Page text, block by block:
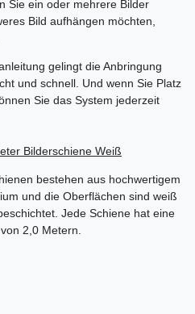
Sie ein oder mehrere Bilder
Bild aufhängen möchten,
gelingt die Anbringung
und schnell. Und wenn Sie Platz
Sie das System jederzeit
Bilderschiene Weiß
bestehen aus hochwertigem
und die Oberflächen sind weiß
Jede Schiene hat eine
2,0 Metern.